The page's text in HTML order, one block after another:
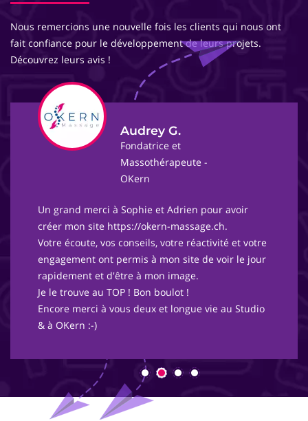
Nous remercions une nouvelle fois les clients qui nous ont
fait confiance pour le développement de leurs projets.
Découvrez leurs avis !
Audrey G.
Fondatrice et
Massothérapeute -
OKern
Un grand merci à Sophie et Adrien pour avoir
créer mon site https://okern-massage.ch.
Votre écoute, vos conseils, votre réactivité et votre
engagement ont permis à mon site de voir le jour
rapidement et d'être à mon image.
Je le trouve au TOP ! Bon boulot !
Encore merci à vous deux et longue vie au Studio
& à OKern :-)